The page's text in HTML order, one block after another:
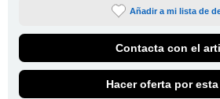
Añadir a mi lista de
Contacta con el
Hacer oferta por